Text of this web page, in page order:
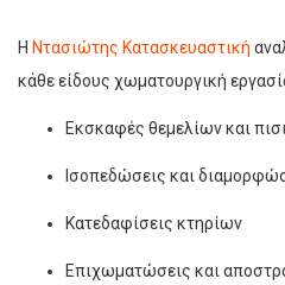
Η Ντασιώτης Κατασκευαστική
κάθε είδους χωματουργική
Εκσκαφές θεμελίων και
Ισοπεδώσεις και
Κατεδαφίσεις κτηρίων
Επιχωματώσεις και